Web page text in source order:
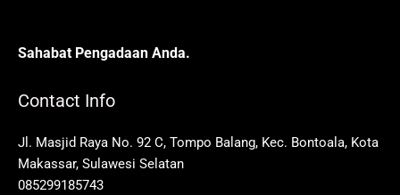
Sahabat Pengadaan Anda.
Contact Info
Jl. Masjid Raya No. 92 C, Tompo Balang, Kec. Bontoala, Kota
Makassar, Sulawesi Selatan
085299185743